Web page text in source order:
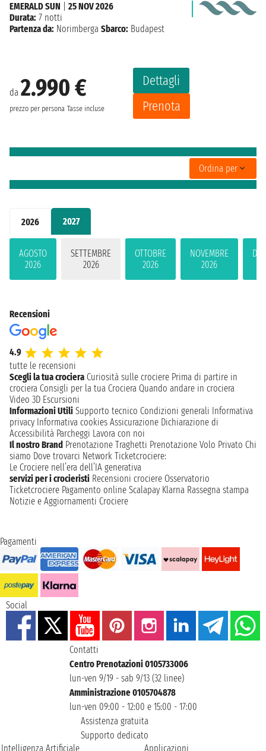
2026 2027
AGOSTO
2026
SETTEMBRE
2026
OTTOBRE
2026
NOVEMBRE
2026
da 2.990 €
prezzo per persona Tasse incluse
Dettagli
Prenota
EMERALD SUN
25 NOV 2026
Durata: 7 notti
Partenza da: Norimberga Sbarco: Budapest
Ordina per
Recensioni
4.9
tutte le recensioni
Scegli la tua crociera Curiosità sulle crociere Prima di partire in
crociera Consigli per la tua Crociera Quando andare in crociera
Video 3D Escursioni
Informazioni Utili Supporto tecnico Condizioni generali Informativa
privacy Informativa cookies Assicurazione Dichiarazione di
Accessibilità Parcheggi Lavora con noi
Il nostro Brand Prenotazione Traghetti Prenotazione Volo Privato Chi
siamo Dove trovarci Network Ticketcrociere:
Le Crociere nell’era dell’IA generativa
servizi per i crocieristi Recensioni crociere Osservatorio
Ticketcrociere Pagamento online Scalapay Klarna Rassegna stampa
Notizie e Aggiornamenti Crociere
Pagamenti
Social
Contatti
Centro Prenotazioni 0105733006
lun-ven 9/19 - sab 9/13 (32 linee)
Amministrazione 0105704878
lun-ven 09:00 - 12:00 e 15:00 - 17:00
Assistenza gratuita
Supporto dedicato
Intelligenza Artificiale
Applicazioni